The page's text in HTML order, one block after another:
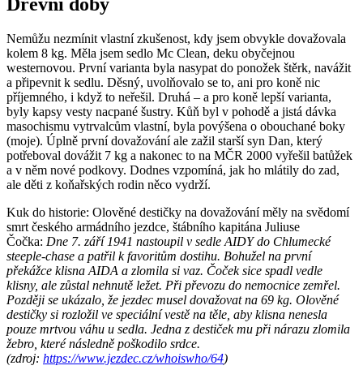
Nemůžu nezmínit vlastní zkušenost, kdy jsem obvykle dovažovala
kolem 8 kg. Měla jsem sedlo Mc Clean, deku obyčejnou
westernovou. První varianta byla nasypat do ponožek štěrk, navážit
a připevnit k sedlu. Děsný, uvolňovalo se to, ani pro koně nic
příjemného, i když to neřešil. Druhá – a pro koně lepší varianta,
byly kapsy vesty nacpané šustry. Kůň byl v pohodě a jistá dávka
masochismu vytrvalcům vlastní, byla povýšena o obouchané boky
(moje). Úplně první dovažování ale zažil starší syn Dan, který
potřeboval dovážit 7 kg a nakonec to na MČR 2000 vyřešil batůžek
a v něm nové podkovy. Dodnes vzpomíná, jak ho mlátily do zad,
ale děti z koňařských rodin něco vydrží.
Kuk do historie: Olověné destičky na dovažování měly na svědomí
smrt českého armádního jezdce, štábního kapitána Juliuse
Čočka: Dne 7. září 1941 nastoupil v sedle AIDY do Chlumecké
steeple-chase a patřil k favoritům dostihu. Bohužel na první
překážce klisna AIDA a zlomila si vaz. Čoček sice spadl vedle
klisny, ale zůstal nehnutě ležet. Při převozu do nemocnice zemřel.
Později se ukázalo, že jezdec musel dovažovat na 69 kg. Olověné
destičky si rozložil ve speciální vestě na těle, aby klisna nenesla
pouze mrtvou váhu u sedla. Jedna z destiček mu při nárazu zlomila
žebro, které následně poškodilo srdce.
(zdroj: https://www.jezdec.cz/whoiswho/64)